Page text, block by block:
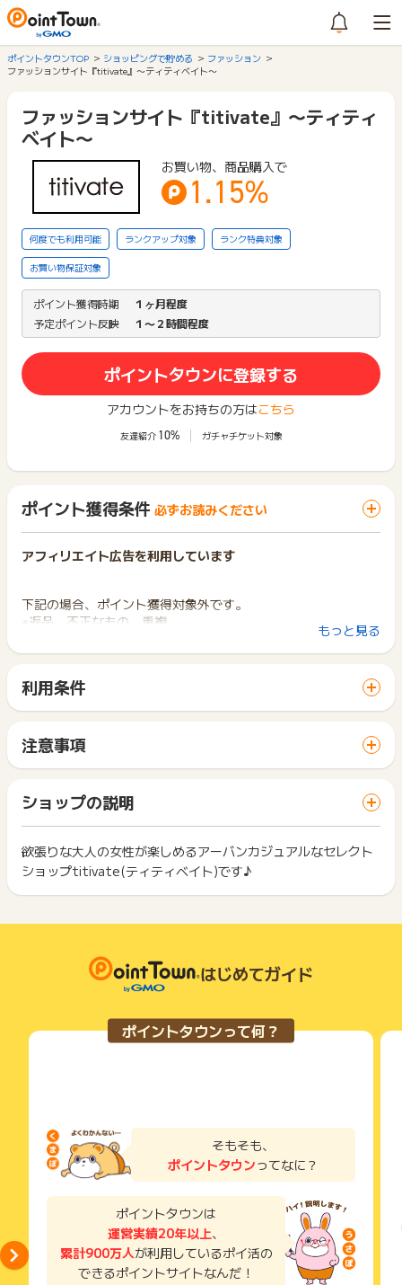
ポイントタウンTOP ショッピングで貯める
ファッション
ファッションサイト『titivate』〜ティティベイト〜
ファッションサイト『titivate』〜ティティ
ベイト〜
お買い物、商品購入で
1.15%
何度でも利用可能 ランクアップ対象 ランク特典対象
お買い物保証対象
ポイント獲得時期
１ヶ月程度
予定ポイント反映
１〜２時間程度
ポイントタウンに登録する
アカウントをお持ちの方はこちら
友達紹介 10% ガチャチケット対象
ポイント獲得条件 必ずお読みください
アフィリエイト広告を利用しています
下記の場合、ポイント獲得対象外です。
※返品、不正なもの、重複
※titivateアプリ経由の購入
セット販売割引（福袋含む）やクーポン・その他割引の利用に
額が変更となりますので予めご了承下さいますようお願い申し
上げます。
※ポイントに関するお問い合わせは、
ポイントタウンサポートま
でお問い合わせください。
ポイントについて、広告主に直接お問い合わせをした場合、ポ
イント獲得対象外となる場合がございます。
※ポイントに関するお問い合わせは、ポイントタウンのサポート
までお問い合わせください。ポイントについて、広告主に直接
ざいます。
もっと見る
利用条件
サイトに移動してからお申し込みやお買い物が完了するまでの
間に、同じブラウザ（※）で他のサイトに移動した場合はポイン
ト獲得ができません。
「 ショッピングでポイントGET 」ボタンを押した時とサービ
ス・お買い物利用時で、デバイス・ブラウザが異なる場合はポ
イント獲得ができません。
2回以上同じお買い物・サービスをご利用される場合は、毎回
ポイントタウンに戻り、「 ショッピングでポイントGET 」ボ
下記の事項に該当する場合、広告主側で対象外とみなし、「獲
・同一端末や同一世帯で、繰り返し利用不可のサービス・お買
い物を複数回ご利用された場合
・他のポイントサイトや比較サイト、検索サイトなどを経由し
ご利用前には、Cookieの削除をおこなっていただくことを推奨
します。
読みください。
お申し込みやお買い物後、利用したサイトから送られる購入完
獲得待ち・獲得失敗の状態でお問い合わせされる際に、該当の
メールを送っていただく場合がございます。
そのため、紛失・破棄された場合は対応いたしかねますので、
ご注意ください。
注意事項
一部のサービスにつきましては、1商品につき10円単位の金額
は切り捨てとなります。
ポイント獲得が1ポイント未満のものは切り捨てとなり、ポイ
ント履歴には記載されません。
原則として広告主側のポイント等を利用して支払われた金額分
につきましては、ポイントタウンのポイント獲得の対象には含
まれません。
各サービス・お買い物の獲得ポイントや獲得条件、キャンペー
ン期間が予告なしに変更される場合がございますが、ご利用さ
条件を達成しているかどうかは各広告主ではなく、代理店が行
っているため、広告主はポイントに関する詳細を把握しており
広告に遷移しない場合は掲載が終了となっておりポイントが獲
得できませんので、ご注意くださいませ。
ショップの説明
欲張りな大人の女性が楽しめるアーバンカジュアルなセレクト
ショップtitivate(ティティベイト)です♪
はじめてガイド
ポイントタウンって何？
そもそも、
ポイントタウンってなに？
ポイントタウンは
運営実績20年以上、
累計900万人が利用しているポイ活の
できるポイントサイトなんだ！